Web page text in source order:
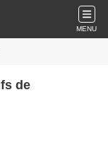
MENU
de